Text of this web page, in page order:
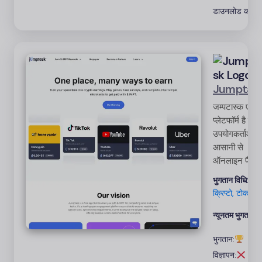
डाउनलोड करना
जम्पटास्क एक
प्लेटफॉर्म है जो
उपयोगकर्ताओं
आसानी से
ऑनलाइन पैसा
कमाने की
देता है। बिना
शुल्क के
उपयोगकर्ता गेम
सर्वेक्षण पूरा कर
सकते हैं, और
भुगतान विधि:
क्रिप्टो, टोकन
न्यूनतम भुगतान:
भुगतान:
विज्ञापन: